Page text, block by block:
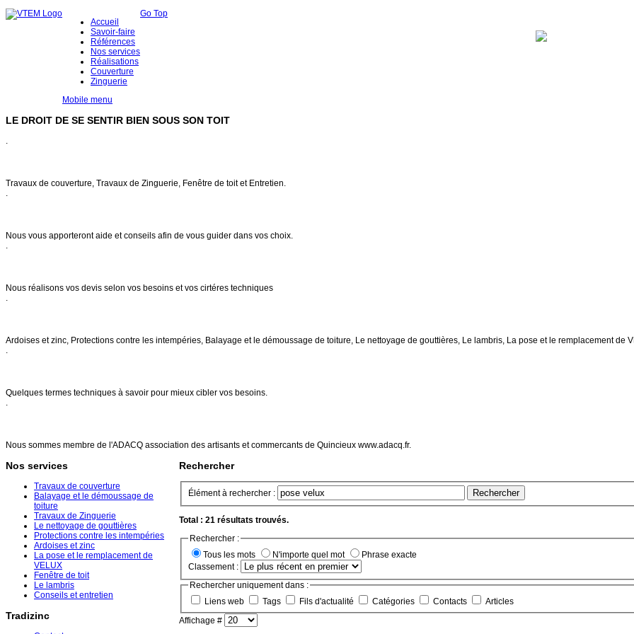
Accueil
Savoir-faire
Références
Nos services
Réalisations
Couverture
Zinguerie
Mobile menu
LE DROIT DE SE SENTIR BIEN SOUS SON TOIT
.
Travaux de couverture, Travaux de Zinguerie, Fenêtre de toit et Entretien.
.
Nous vous apporteront aide et conseils afin de vous guider dans vos choix.
.
Nous réalisons vos devis selon vos besoins et vos cirtéres techniques
Ardoises et zinc, Protections contre les intempéries, Balayage et le démoussage de toiture, Le nettoyage de gouttières, Le lambris, La pose et le remplacement de
Quelques termes techniques à savoir pour mieux cibler vos besoins.
Nous sommes membre de l'ADACQ association des artisants et commercants de Quincieux www.adacq.fr.
Nos services
Travaux de couverture
Balayage et le démoussage de
toiture
Travaux de Zinguerie
Le nettoyage de gouttières
Protections contre les intempéries
Ardoises et zinc
La pose et le remplacement de
VELUX
Fenêtre de toit
Le lambris
Conseils et entretien
Tradizinc
Rechercher
Élément à rechercher : Rechercher
Total : 21 résultats trouvés.
Rechercher :
Tous les mots
N'importe quel mot
Phrase exacte
Classement :
Rechercher uniquement dans :
Liens web
Tags Fils d'actualité Catégories Contacts
Articles
Affichage #
Go Top